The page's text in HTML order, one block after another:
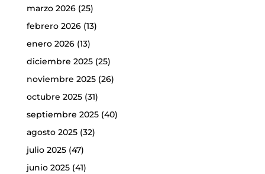
marzo 2026(25)
febrero 2026(13)
enero 2026(13)
diciembre 2025(25)
noviembre 2025(26)
octubre 2025(31)
septiembre 2025(40)
agosto 2025(32)
julio 2025(47)
junio 2025(41)